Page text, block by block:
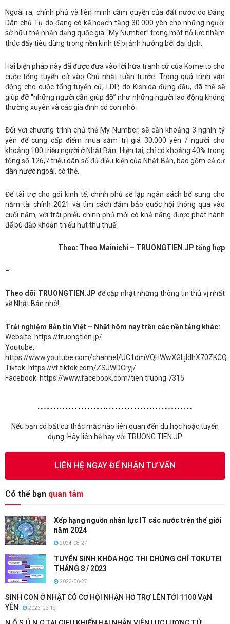
Ngoài ra, chính phủ và liên minh cầm quyền của đất nước do Đảng
Dân chủ Tự do đang có kế hoạch tặng 30.000 yên cho những người
sở hữu thẻ nhận dạng quốc gia “My Number” trong một nỗ lực nhằm
thúc đẩy tiêu dùng trong nền kinh tế bị ảnh hưởng bởi đại dịch.
Hai biện pháp này đã được đưa vào lời hứa tranh cử của Komeito cho
cuộc tổng tuyển cử vào Chủ nhật tuần trước. Trong quá trình vận
động cho cuộc tổng tuyển cử, LDP, do Kishida đứng đầu, đã thề sẽ
giúp đỡ “những người cần giúp đỡ” như những người lao động không
thường xuyên và các gia đình có con nhỏ.
Đối với chương trình chủ thẻ My Number, sẽ cần khoảng 3 nghìn tỷ
yên để cung cấp điểm mua sắm trị giá 30.000 yên / người cho
khoảng 100 triệu người ở Nhật Bản. Hiện tại, chỉ có khoảng 40% trong
tổng số 126,7 triệu dân số đủ điều kiện của Nhật Bản, bao gồm cả cư
dân nước ngoài, có thẻ.
Để tài trợ cho gói kinh tế, chính phủ sẽ lập ngân sách bổ sung cho
năm tài chính 2021 và tìm cách đảm bảo quốc hội thông qua vào
cuối năm, với trái phiếu chính phủ mới có khả năng được phát hành
để bù đắp khoản thiếu hụt thu thuế.
Theo: Theo Mainichi – TRUONGTIEN.JP tổng hợp
–
Theo dõi TRUONGTIEN.JP để cập nhật những thông tin thú vị nhất
về Nhật Bản nhé!
Trải nghiệm Bản tin Việt – Nhật hôm nay trên các nền tảng khác:
Website: https://truongtien.jp/
Youtube:
https://www.youtube.com/channel/UC1dmVQHWwXGLjldhX70ZKCQ
Tiktok: https://vt.tiktok.com/ZSJWDCryj/
Facebook: https://www.facebook.com/tien.truong.7315
Nếu bạn có bất cứ thắc mắc nào liên quan đến du học hoặc tuyển
dụng. Hãy liên hệ hay với TRUONG TIEN JP
LIÊN HỆ NGAY ĐỂ NHẬN TƯ VẤN
Có thể bạn quan tâm
Xếp hạng nguồn nhân lực IT các nước trên thế giới
năm 2024
2024-08-27
TUYỂN SINH KHÓA HỌC THI CHỨNG CHỈ TOKUTEI
THÁNG 8 / 2023
2023-06-27
SINH CON Ở NHẬT CÓ CƠ HỘI NHẬN HỖ TRỢ LÊN TỚI 1100 VẠN
YÊN
2023-06-19